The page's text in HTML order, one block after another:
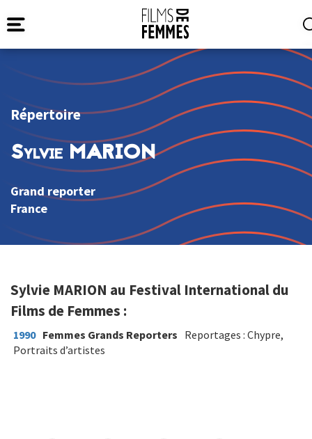
Répertoire
Sylvie MARION
Grand reporter
France
Sylvie MARION au Festival International du
Films de Femmes :
1990 Femmes Grands Reporters Reportages : Chypre,
Portraits d’artistes